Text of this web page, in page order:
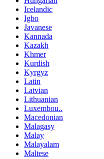
Icelandic
Igbo
Javanese
Kannada
Kazakh
Khmer
Kurdish
Kyrgyz
Latin
Latvian
Lithuanian
Luxembou..
Macedonian
Malagasy
Malay
Malayalam
Maltese